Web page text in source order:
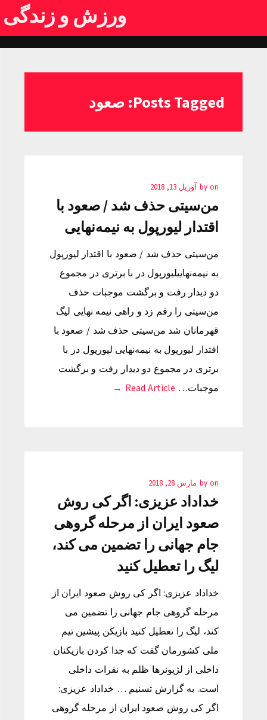
ورزش و زندگی
Posts Tagged: صعود
by on آوریل 13, 2018
من‌سیتی حذف شد / صعود با
اقتدار لیورپول به نیمه‌نهایی
من‌سیتی حذف شد / صعود با اقتدار لیورپول
به نیمه‌نهاییلیورپول در با برتری در مجموع
دو دیدار رفت و برگشت موجبات حذف
من‌سیتی را رقم زد و راهی نیمه نهایی لیگ
قهرمانان شد من‌سیتی حذف شد / صعود با
اقتدار لیورپول به نیمه‌نهایی لیورپول در با
برتری در مجموع دو دیدار رفت و برگشت
موجبات… Read Article →
by on مارس 28, 2018
خداداد عزیزی: اگر کی روش
صعود ایران از مرحله گروهی
جام جهانی را تضمین می کند،
لیگ را تعطیل کنید
خداداد عزیزی: اگر کی روش صعود ایران از
مرحله گروهی جام جهانی را تضمین می
کند، لیگ را تعطیل کنید بازیکن پیشین تیم
ملی کشورمان گفت که جدا کردن بازیکنان
داخلی از لژیونرها ظلم به نفرات داخلی
است. به گزارش تسنیم … خداداد عزیزی:
اگر کی روش صعود ایران از مرحله گروهی